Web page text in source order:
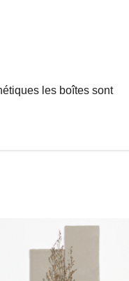
les boîtes sont